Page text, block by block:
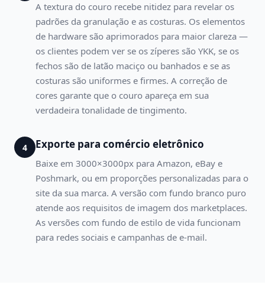
A textura do couro recebe nitidez para revelar os
padrões da granulação e as costuras. Os elementos
de hardware são aprimorados para maior clareza —
os clientes podem ver se os zíperes são YKK, se os
fechos são de latão maciço ou banhados e se as
costuras são uniformes e firmes. A correção de
cores garante que o couro apareça em sua
verdadeira tonalidade de tingimento.
4 Exporte para comércio eletrônico
Baixe em 3000×3000px para Amazon, eBay e
Poshmark, ou em proporções personalizadas para o
site da sua marca. A versão com fundo branco puro
atende aos requisitos de imagem dos marketplaces.
As versões com fundo de estilo de vida funcionam
para redes sociais e campanhas de e-mail.